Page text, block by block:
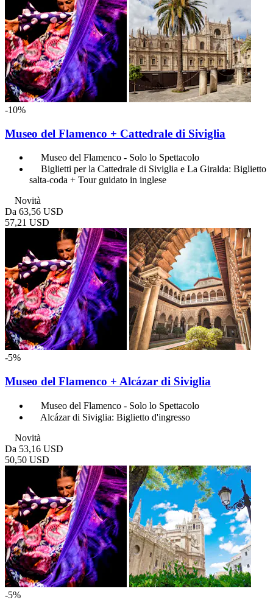
-10%
Museo del Flamenco + Cattedrale di Siviglia
Museo del Flamenco - Solo lo Spettacolo
Biglietti per la Cattedrale di Siviglia e La Giralda: Biglietto
salta-coda + Tour guidato in inglese
Novità
Da 63,56 USD
57,21 USD
-5%
Museo del Flamenco + Alcázar di Siviglia
Museo del Flamenco - Solo lo Spettacolo
Alcázar di Siviglia: Biglietto d'ingresso
Novità
Da 53,16 USD
50,50 USD
-5%